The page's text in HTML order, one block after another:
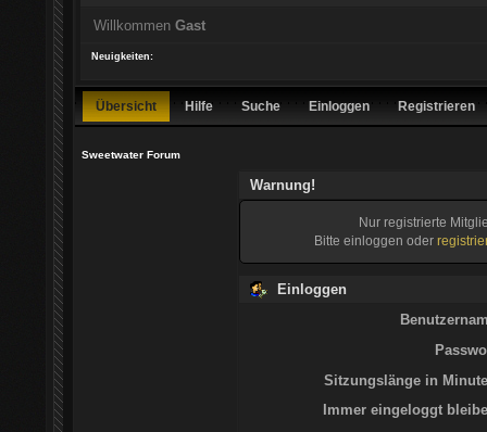
Willkommen Gast
Neuigkeiten:
Übersicht Hilfe Suche Einloggen Registrieren
Sweetwater Forum
Warnung!
Nur registrierte
Bitte einloggen oder
Einloggen
Sitzungslänge in
Immer eingeloggt